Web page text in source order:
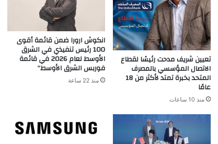
تعيين شريف مدحت رئيسًا لقطاع
الاتصال المؤسسي بالمصرف
المتحد بخبرة تمتد لأكثر من 18
عامًا
منذ 10 ساعات
انكوش ارورا ضمن قائمة أقوى
100 رئيس تنفيذي في الشرق
الأوسط لعام 2026 في قائمة
فوربس الشرق الأوسط”
منذ 22 ساعة